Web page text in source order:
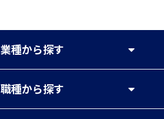
業種から探す
職種から探す